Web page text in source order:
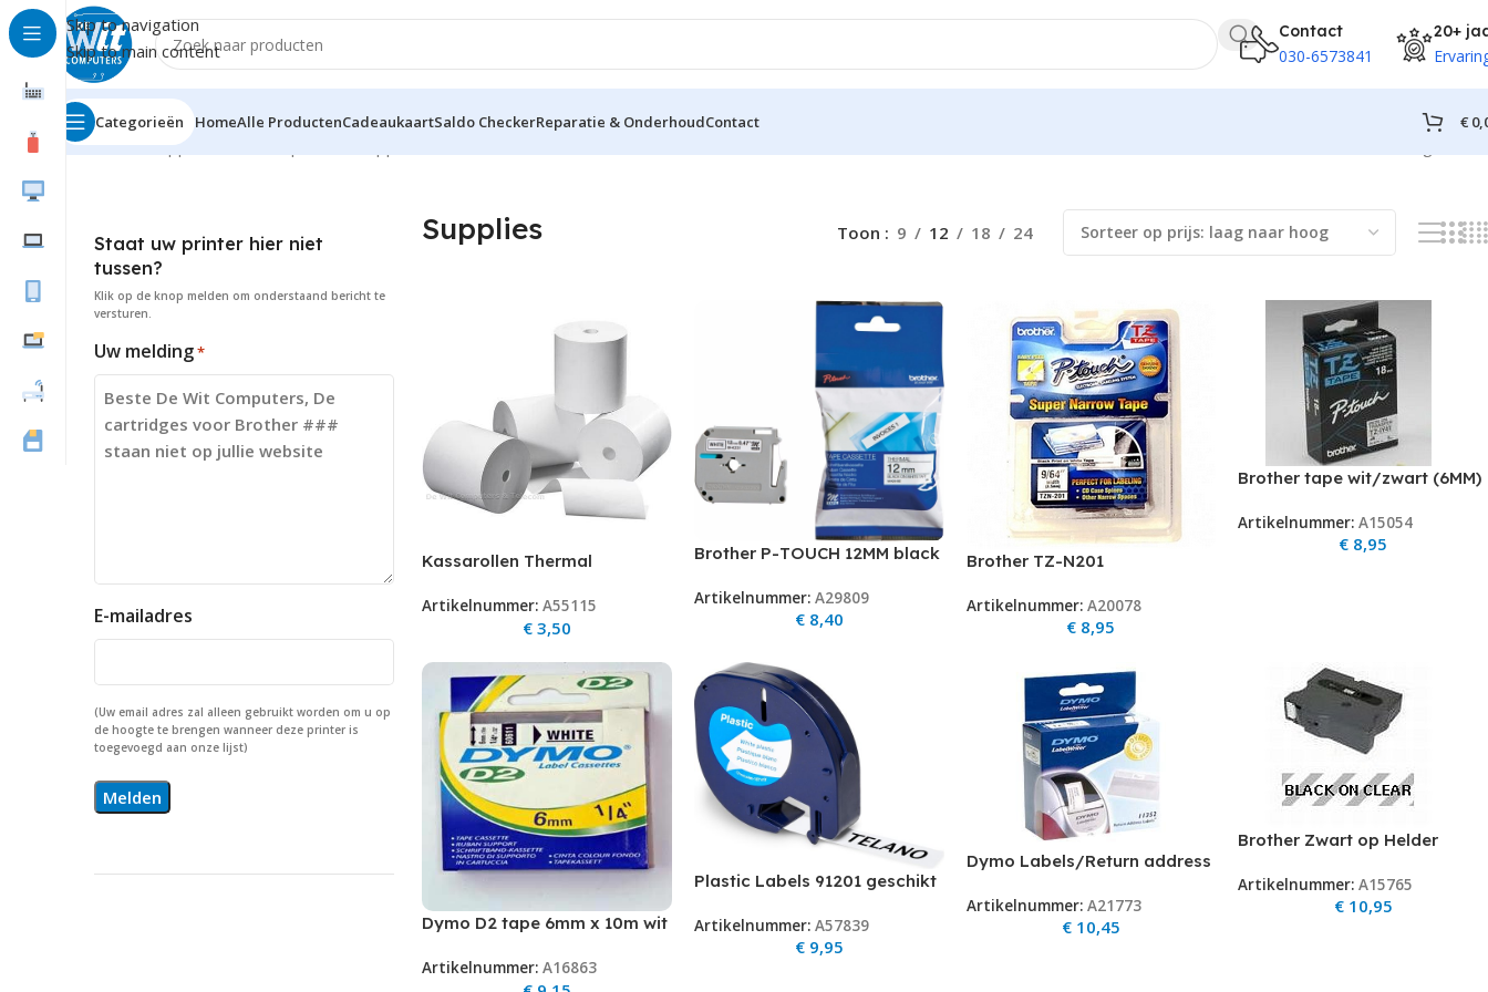
Skip to navigation
Skip to main content
Contact
030-6573841
20+
Categorieën HomeAlle ProductenCadeaukaartSaldo CheckerReparatie & OnderhoudContact €
Home Randapparatuur
Staat uw printer hier niet
tussen?
Klik op de knop melden om onderstaand bericht te
versturen.
Uw melding*
E-mailadres
(Uw email adres zal alleen gebruikt worden om u op
de hoogte te brengen wanneer deze printer is
toegevoegd aan onze lijst)
Supplies Toon 9 12 18 24
Kassarollen Thermal
rol
Artikelnummer: A55115
€3,50
Brother P-TOUCH 12MM black
Artikelnummer: A29809
€8,40
Brother TZ-N201
Artikelnummer: A20078
€ 8,95
Brother tape wit/zwart (6MM)
Artikelnummer:A15054
€ 8,95
Dymo D2 tape 6mm x 10m wit
Artikelnummer: A16863
Plastic Labels 91201 geschikt
Labelprinter – Zwart op Wit –
12 mm x 4 m – S0721610
Artikelnummer: A57839
€9,95
Dymo Labels/Return address
Return address Lables (25mm
x 54mm) 500 etiketten op rol
Artikelnummer: A21773
€10,45
Brother Zwart op Helder
TZe-121
Artikelnummer:A15765
€10,95